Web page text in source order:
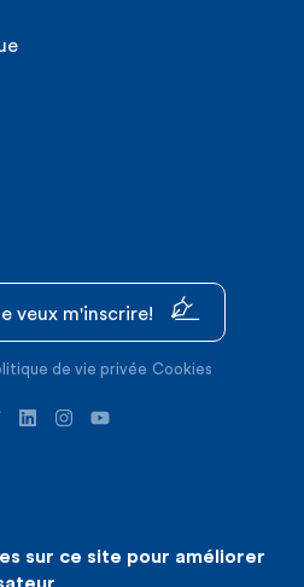
veux m'inscrire!
de vie privée Cookies
de site internet : Expansion
sur ce site pour améliorer